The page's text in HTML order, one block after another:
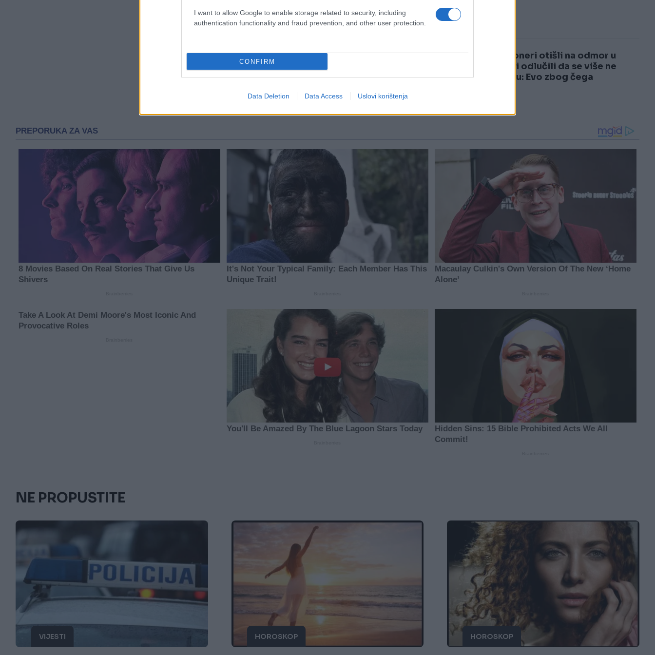
I want to allow Google to enable storage related to security, including
authentication functionality and fraud prevention, and other user protection.
CONFIRM
Data Deletion Data Access Uslovi korištenja 4
Penzioneri otišli na odmor u
Italiju i odlučili da se više ne
vraćaju: Evo zbog čega
NE PROPUSTITE
VIJESTI HOROSKOP HOROSKOP